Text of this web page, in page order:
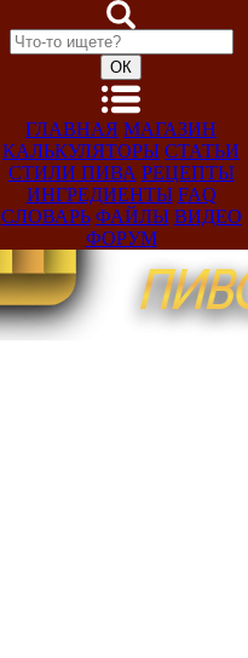
ГЛАВНАЯ МАГАЗИН
КАЛЬКУЛЯТОРЫ СТАТЬИ
СТИЛИ ПИВА РЕЦЕПТЫ
ИНГРЕДИЕНТЫ FAQ
СЛОВАРЬ ФАЙЛЫ ВИДЕО
ФОРУМ